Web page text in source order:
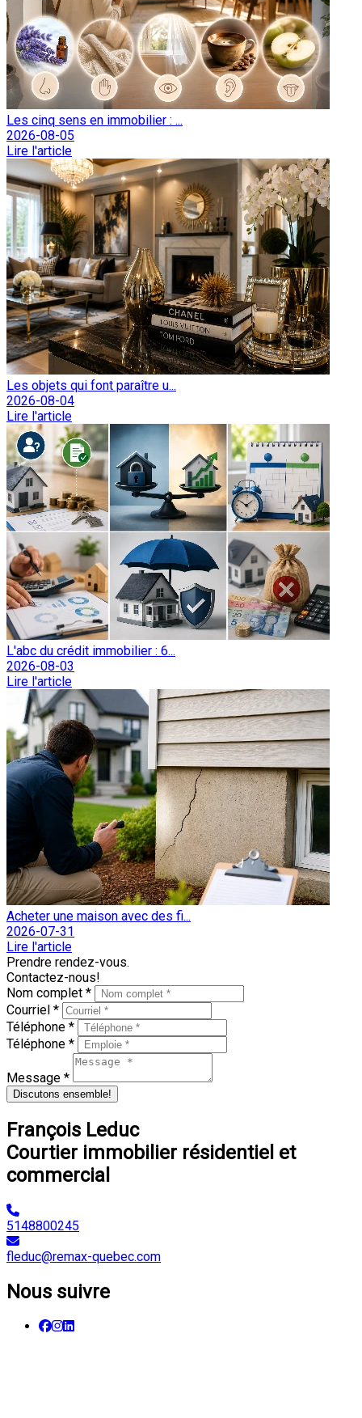
Les cinq sens en immobilier : ...
2026-08-05
Lire l'article
Les objets qui font paraître u...
2026-08-04
Lire l'article
L'abc du crédit immobilier : 6...
2026-08-03
Lire l'article
Acheter une maison avec des fi...
2026-07-31
Lire l'article
Prendre rendez-vous.
Contactez-nous!
Nom complet *
Courriel *
Téléphone *
Téléphone *
Message *
Discutons ensemble!
François Leduc
Courtier immobilier résidentiel et
commercial
5148800245
fleduc@remax-quebec.com
Nous suivre